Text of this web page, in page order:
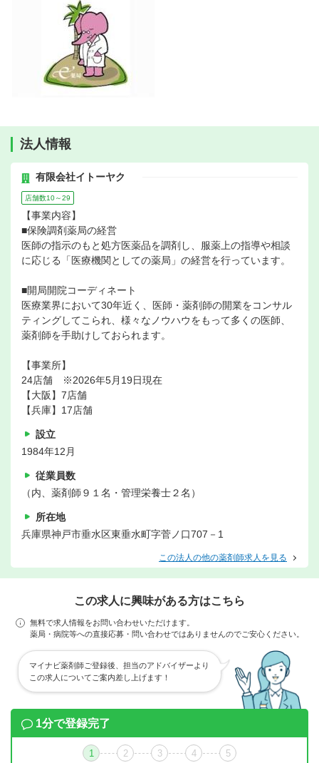
法人情報
有限会社イトーヤク
店舗数10～29
【事業内容】
■保険調剤薬局の経営
医師の指示のもと処方医薬品を調剤し、服薬上の指導や相談
に応じる「医療機関としての薬局」の経営を行っています。
■開局開院コーディネート
医療業界において30年近く、医師・薬剤師の開業をコンサル
ティングしてこられ、様々なノウハウをもって多くの医師、
薬剤師を手助けしておられます。
【事業所】
24店舗 ※2026年5月19日現在
【大阪】7店舗
【兵庫】17店舗
設立
1984年12月
従業員数
（内、薬剤師９１名・管理栄養士２名）
所在地
兵庫県神戸市垂水区東垂水町字菅ノ口707－1
この法人の他の薬剤師求人を見る
この求人に興味がある方はこちら
無料で求人情報をお問い合わせいただけます。
薬局・病院等への直接応募・問い合わせではありませんのでご安心ください。
マイナビ薬剤師ご登録後、担当のアドバイザーより
この求人についてご案内差し上げます！
1分で登録完了
1 2 3 4 5